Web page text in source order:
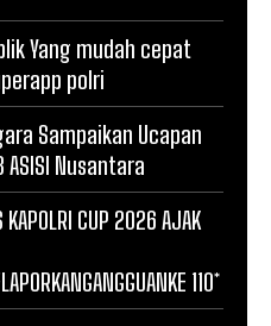
Yang mudah cepat
polri
Sampaikan Ucapan
Nusantara
KAPOLRI CUP 2026 AJAK
110*